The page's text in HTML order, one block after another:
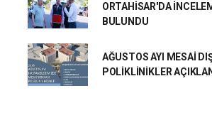
ORTAHİSAR'DA
BULUNDU
AĞUSTOS AYI MESAİ
POLİKLİNİKLER